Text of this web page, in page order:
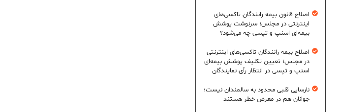
اصلاح قانون بیمه رانندگان تاکسی‌های
اینترنتی در مجلس؛ سرنوشت پوشش
بیمه‌ای اسنپ و تپسی چه می‌شود؟
اصلاح بیمه رانندگان تاکسی‌های اینترنتی
در مجلس؛ تعیین تکلیف پوشش بیمه‌ای
اسنپ و تپسی در انتظار رأی نمایندگان
نارسایی قلبی محدود به سالمندان نیست؛
جوانان هم در معرض خطر هستند